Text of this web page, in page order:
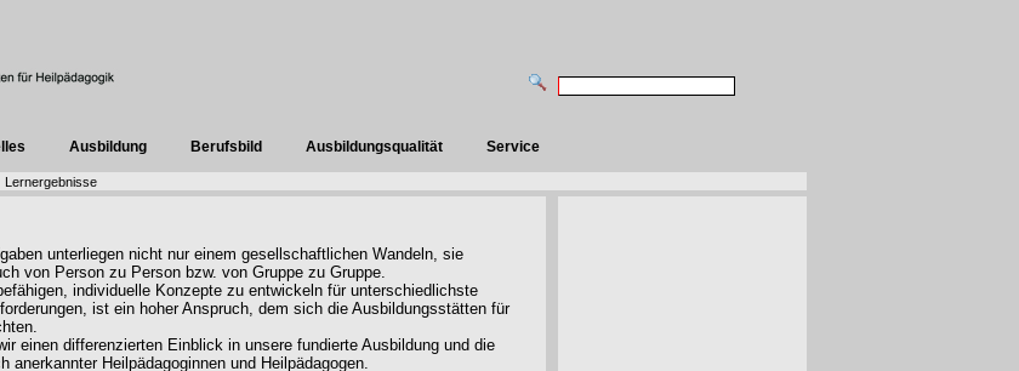
Ausbildung Berufsbild Ausbildungsqualität Service
Lernergebnisse
unterliegen nicht nur einem gesellschaftlichen Wandeln, sie
von Person zu Person bzw. von Gruppe zu Gruppe.
individuelle Konzepte zu entwickeln für unterschiedlichste
ist ein hoher Anspruch, dem sich die Ausbildungsstätten für
einen differenzierten Einblick in unsere fundierte Ausbildung und die
anerkannter Heilpädagoginnen und Heilpädagogen.